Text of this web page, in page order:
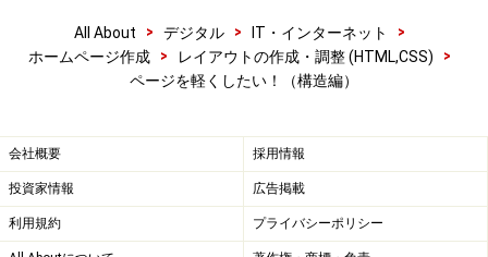
ら、細かく分割できるなら、できるだけ分割する方が 良いわけです
分割できそうにないデザインの場合でも
どこを探しても分割できそうな箇所はない！というデザ
インの場合もあるでしょうね。 そういう場合でも方法は
あります。
All About > デジタル > IT・インターネット
>
ホームページ作成
> レイアウトの作成・調整 (HTML,CSS)
>
ページを軽くしたい！（構造編）
会社概要 採用情報
投資家情報 広告掲載
利用規約 プライバシーポリシー